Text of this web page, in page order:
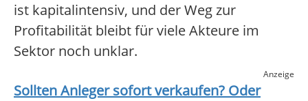
ist kapitalintensiv, und der Weg zur
Profitabilität bleibt für viele Akteure im
Sektor noch unklar.
Anzeige
Sollten Anleger sofort verkaufen? Oder